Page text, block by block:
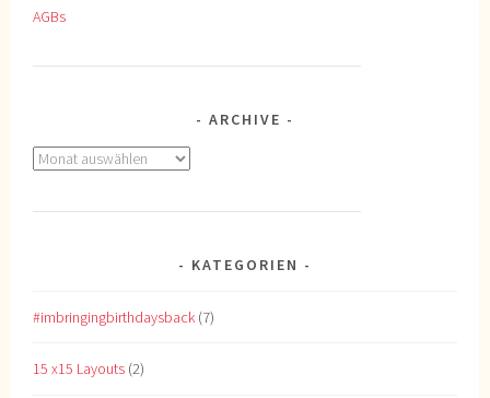
AGBs
ARCHIVE
Archive
KATEGORIEN
#imbringingbirthdaysback (7)
15 x15 Layouts (2)